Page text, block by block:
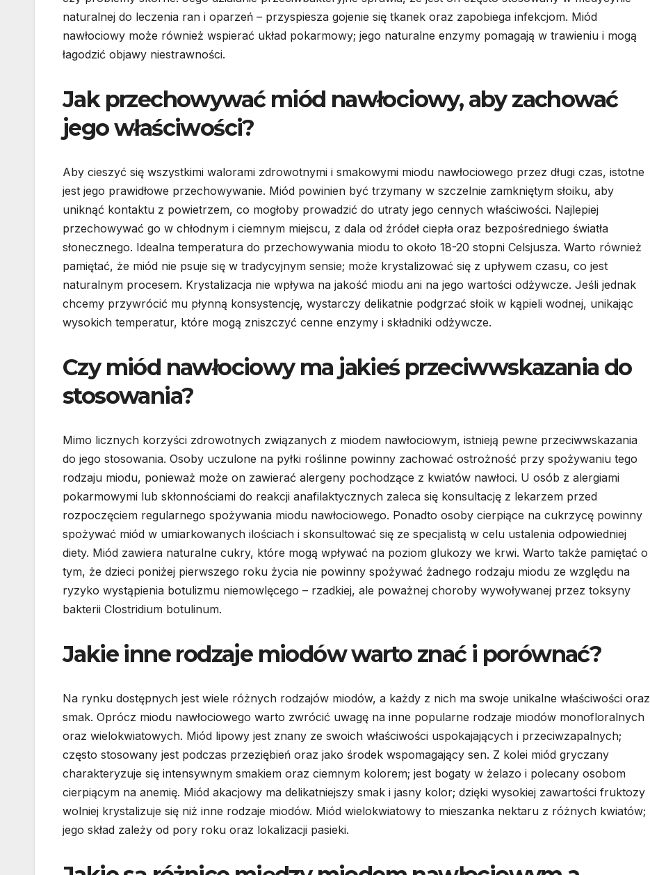
naturalnej do leczenia ran i oparzeń – przyspiesza gojenie się tkanek oraz zapobiega infekcjom. Miód
nawłociowy może również wspierać układ pokarmowy; jego naturalne enzymy pomagają w trawieniu i mogą
łagodzić objawy niestrawności.
Jak przechowywać miód nawłociowy, aby zachować
jego właściwości?
Aby cieszyć się wszystkimi walorami zdrowotnymi i smakowymi miodu nawłociowego przez długi czas, istotne
jest jego prawidłowe przechowywanie. Miód powinien być trzymany w szczelnie zamkniętym słoiku, aby
uniknąć kontaktu z powietrzem, co mogłoby prowadzić do utraty jego cennych właściwości. Najlepiej
przechowywać go w chłodnym i ciemnym miejscu, z dala od źródeł ciepła oraz bezpośredniego światła
słonecznego. Idealna temperatura do przechowywania miodu to około 18-20 stopni Celsjusza. Warto również
pamiętać, że miód nie psuje się w tradycyjnym sensie; może krystalizować się z upływem czasu, co jest
naturalnym procesem. Krystalizacja nie wpływa na jakość miodu ani na jego wartości odżywcze. Jeśli jednak
chcemy przywrócić mu płynną konsystencję, wystarczy delikatnie podgrzać słoik w kąpieli wodnej, unikając
wysokich temperatur, które mogą zniszczyć cenne enzymy i składniki odżywcze.
Czy miód nawłociowy ma jakieś przeciwwskazania do
stosowania?
Mimo licznych korzyści zdrowotnych związanych z miodem nawłociowym, istnieją pewne przeciwwskazania
do jego stosowania. Osoby uczulone na pyłki roślinne powinny zachować ostrożność przy spożywaniu tego
rodzaju miodu, ponieważ może on zawierać alergeny pochodzące z kwiatów nawłoci. U osób z alergiami
pokarmowymi lub skłonnościami do reakcji anafilaktycznych zaleca się konsultację z lekarzem przed
rozpoczęciem regularnego spożywania miodu nawłociowego. Ponadto osoby cierpiące na cukrzycę powinny
spożywać miód w umiarkowanych ilościach i skonsultować się ze specjalistą w celu ustalenia odpowiedniej
diety. Miód zawiera naturalne cukry, które mogą wpływać na poziom glukozy we krwi. Warto także pamiętać o
tym, że dzieci poniżej pierwszego roku życia nie powinny spożywać żadnego rodzaju miodu ze względu na
ryzyko wystąpienia botulizmu niemowlęcego – rzadkiej, ale poważnej choroby wywoływanej przez toksyny
bakterii Clostridium botulinum.
Jakie inne rodzaje miodów warto znać i porównać?
Na rynku dostępnych jest wiele różnych rodzajów miodów, a każdy z nich ma swoje unikalne właściwości oraz
smak. Oprócz miodu nawłociowego warto zwrócić uwagę na inne popularne rodzaje miodów monofloralnych
oraz wielokwiatowych. Miód lipowy jest znany ze swoich właściwości uspokajających i przeciwzapalnych;
często stosowany jest podczas przeziębień oraz jako środek wspomagający sen. Z kolei miód gryczany
charakteryzuje się intensywnym smakiem oraz ciemnym kolorem; jest bogaty w żelazo i polecany osobom
cierpiącym na anemię. Miód akacjowy ma delikatniejszy smak i jasny kolor; dzięki wysokiej zawartości fruktozy
wolniej krystalizuje się niż inne rodzaje miodów. Miód wielokwiatowy to mieszanka nektaru z różnych kwiatów;
jego skład zależy od pory roku oraz lokalizacji pasieki.